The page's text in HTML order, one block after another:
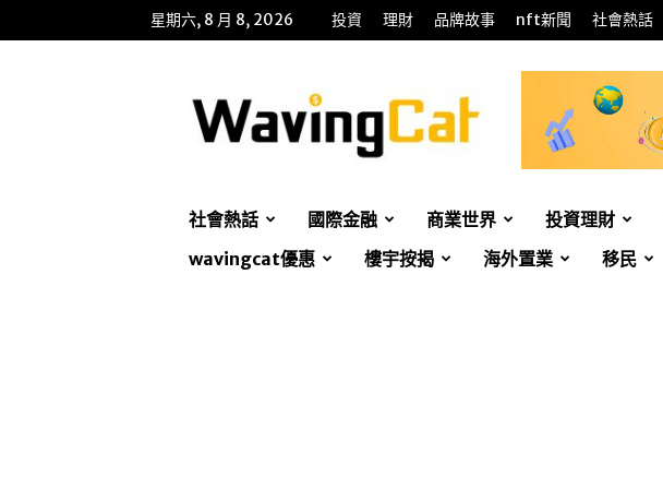
星期六, 8 月 8, 2026 投資 理財 品牌故事 nft新聞 社會熱話
招
財
貓
社會熱話 國際金融 商業世界 投資理財
wavingcat優惠
樓宇按揭 海外置業 移民